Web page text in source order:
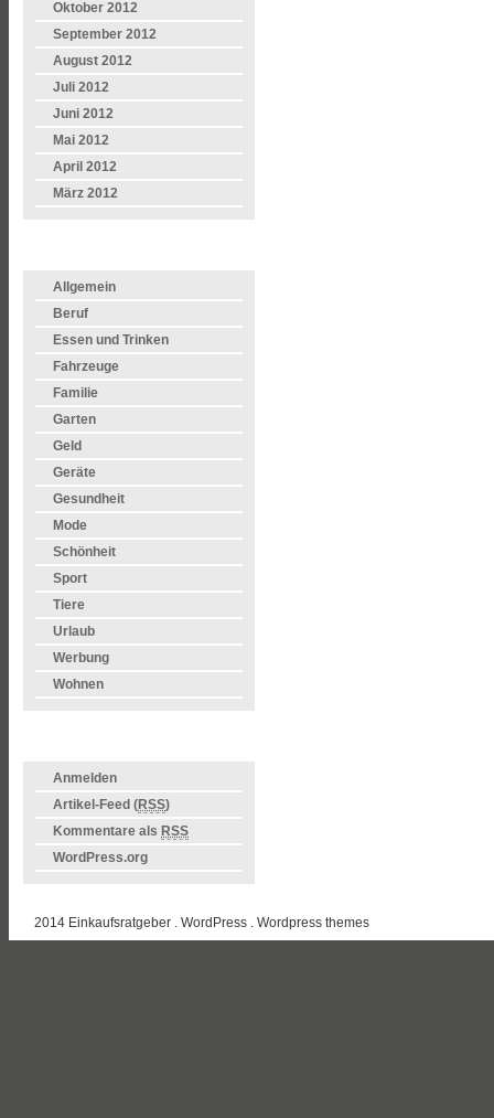
Oktober 2012
September 2012
August 2012
Juli 2012
Juni 2012
Mai 2012
April 2012
März 2012
Allgemein
Beruf
Essen und Trinken
Fahrzeuge
Familie
Garten
Geld
Geräte
Gesundheit
Mode
Schönheit
Sport
Tiere
Urlaub
Werbung
Wohnen
Anmelden
Artikel-Feed (RSS)
Kommentare als RSS
WordPress.org
2014 Einkaufsratgeber . WordPress . Wordpress themes